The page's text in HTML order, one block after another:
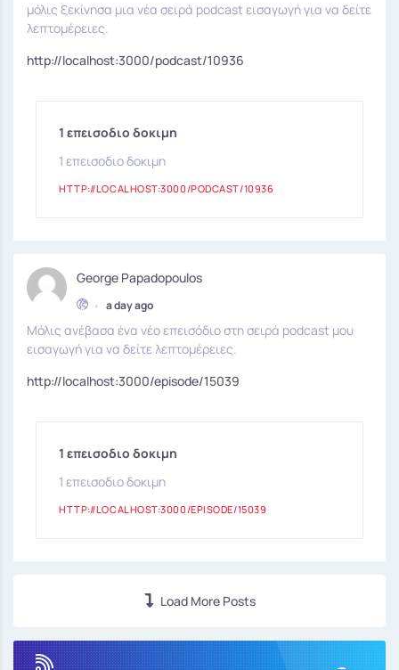
μόλις ξεκίνησα μια νέα σειρά podcast εισαγωγή για να δείτε
λεπτομέρειες.
http://localhost:3000/podcast/10936
1 επεισοδιο δοκιμη
1 επεισοδιο δοκιμη
HTTP://LOCALHOST:3000/PODCAST/10936
George Papadopoulos
• a day ago
Μόλις ανέβασα ένα νέο επεισόδιο στη σειρά podcast μου
εισαγωγή για να δείτε λεπτομέρειες.
http://localhost:3000/episode/15039
1 επεισοδιο δοκιμη
1 επεισοδιο δοκιμη
HTTP://LOCALHOST:3000/EPISODE/15039
Load More Posts